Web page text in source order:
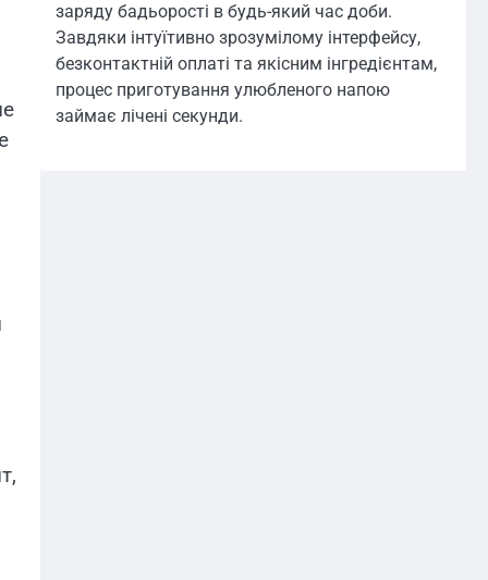
заряду бадьорості в будь-який час доби.
Завдяки інтуїтивно зрозумілому інтерфейсу,
безконтактній оплаті та якісним інгредієнтам,
процес приготування улюбленого напою
займає лічені секунди.